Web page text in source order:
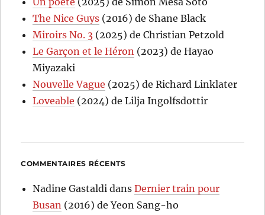
The Nice Guys (2016) de Shane Black
Miroirs No. 3 (2025) de Christian Petzold
Le Garçon et le Héron (2023) de Hayao
Miyazaki
Nouvelle Vague (2025) de Richard Linklater
Loveable (2024) de Lilja Ingolfsdottir
COMMENTAIRES RÉCENTS
Nadine Gastaldi dansDernier train pour
Busan (2016) de Yeon Sang-ho